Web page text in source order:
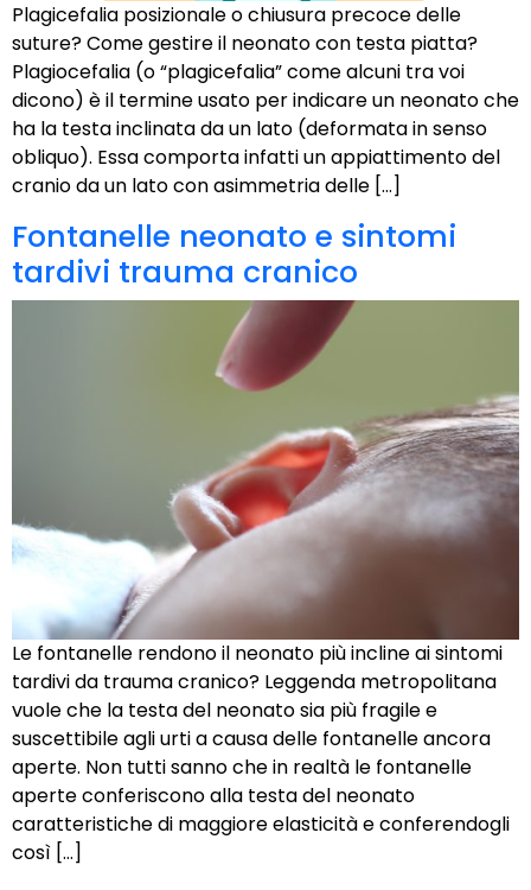
Plagicefalia posizionale o chiusura precoce delle
suture? Come gestire il neonato con testa piatta?
Plagiocefalia (o “plagicefalia” come alcuni tra voi
dicono) è il termine usato per indicare un neonato che
ha la testa inclinata da un lato (deformata in senso
obliquo). Essa comporta infatti un appiattimento del
cranio da un lato con asimmetria delle […]
Fontanelle neonato e sintomi
tardivi trauma cranico
Le fontanelle rendono il neonato più incline ai sintomi
tardivi da trauma cranico? Leggenda metropolitana
vuole che la testa del neonato sia più fragile e
suscettibile agli urti a causa delle fontanelle ancora
aperte. Non tutti sanno che in realtà le fontanelle
aperte conferiscono alla testa del neonato
caratteristiche di maggiore elasticità e conferendogli
così […]